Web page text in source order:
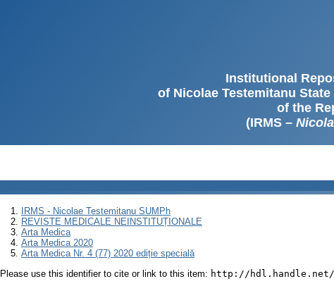
Institutional
of Nicolae Testemitanu
of the
(IRMS –
IRMS - Nicolae Testemitanu SUMPh
REVISTE MEDICALE NEINSTITUȚIONALE
Arta Medica
Arta Medica 2020
Arta Medica Nr. 4 (77) 2020 ediție specială
Please use this identifier to cite or link to this item: http://hdl.handle.net/